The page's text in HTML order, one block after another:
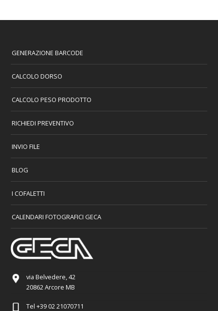
GENERAZIONE BARCODE
CALCOLO DORSO
CALCOLO PESO PRODOTTO
RICHIEDI PREVENTIVO
INVIO FILE
BLOG
I COFALETTI
CALENDARI FOTOGRAFICI GECA
via Belvedere, 42
20862 Arcore MB
Tel +39 02 21070711